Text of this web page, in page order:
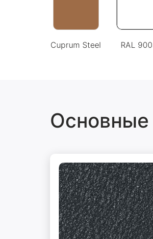
Сuprum Steel RAL